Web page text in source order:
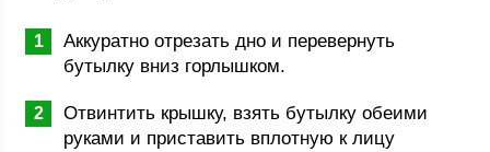
Аккуратно отрезать дно и перевернуть
бутылку вниз горлышком.
Отвинтить крышку, взять бутылку обеими
руками и приставить вплотную к лицу